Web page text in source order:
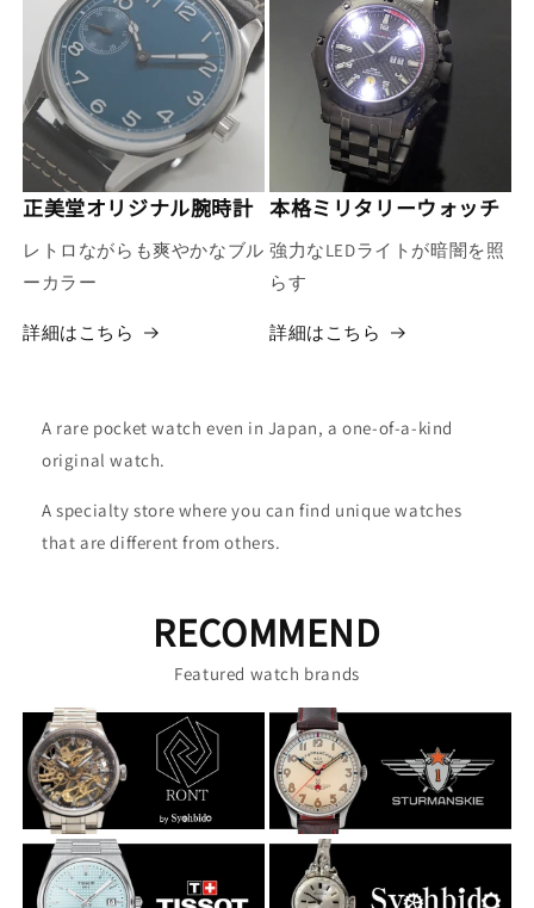
正美堂オリジナル腕時計
レトロながらも爽やかなブル
ーカラー
詳細はこちら
本格ミリタリーウォッチ
強力なLEDライトが暗闇を照
らす
詳細はこちら
A rare pocket watch even in Japan, a one-of-a-kind
original watch.
A specialty store where you can find unique watches
that are different from others.
RECOMMEND
Featured watch brands